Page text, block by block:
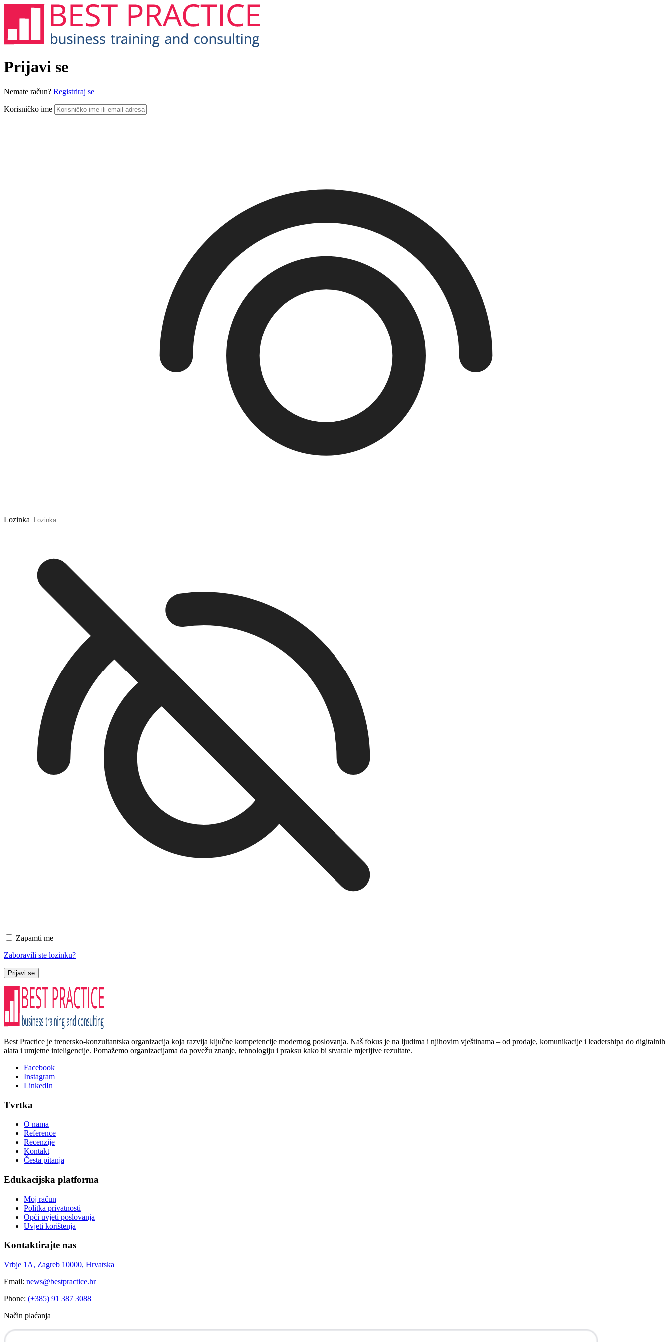
Prijavi se
Nemate račun? Registriraj se
Korisničko ime
Lozinka
Zapamti me
Zaboravili ste lozinku?
Prijavi se
Best Practice je trenersko-konzultantska organizacija koja razvija ključne kompetencije modernog poslovanja. Naš fokus je na ljudima i njihovim vještinama – od prodaje, komunikacije i leadershipa do digitalnih
alata i umjetne inteligencije. Pomažemo organizacijama da povežu znanje, tehnologiju i praksu kako bi stvarale mjerljive rezultate.
Facebook
Instagram
LinkedIn
Tvrtka
O nama
Reference
Recenzije
Kontakt
Česta pitanja
Edukacijska platforma
Moj račun
Politka privatnosti
Opći uvjeti poslovanja
Uvjeti korištenja
Kontaktirajte nas
Vrbje 1A, Zagreb 10000, Hrvatska
Email: news@bestpractice.hr
Phone: (+385) 91 387 3088
Način plaćanja